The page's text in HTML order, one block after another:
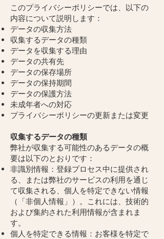
このプライバシーポリシーでは、以下の
内容について説明します：
データの収集方法
収集するデータの種類
データを収集する理由
データの共有先
データの保存場所
データの保持期間
データの保護方法
未成年者への対応
プライバシーポリシーの更新または変更
収集するデータの種類
弊社が収集する可能性のあるデータの概
要は以下のとおりです：
非識別情報：登録プロセス中に提供され
る、または弊社のサービスの利用を通じ
て収集される、個人を特定できない情報
（「非個人情報」）。これには、技術的
および集約された利用情報が含まれま
す。
個人を特定できる情報：お客様を特定で